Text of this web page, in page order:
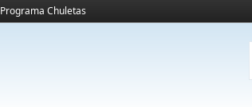
Programa Chuletas